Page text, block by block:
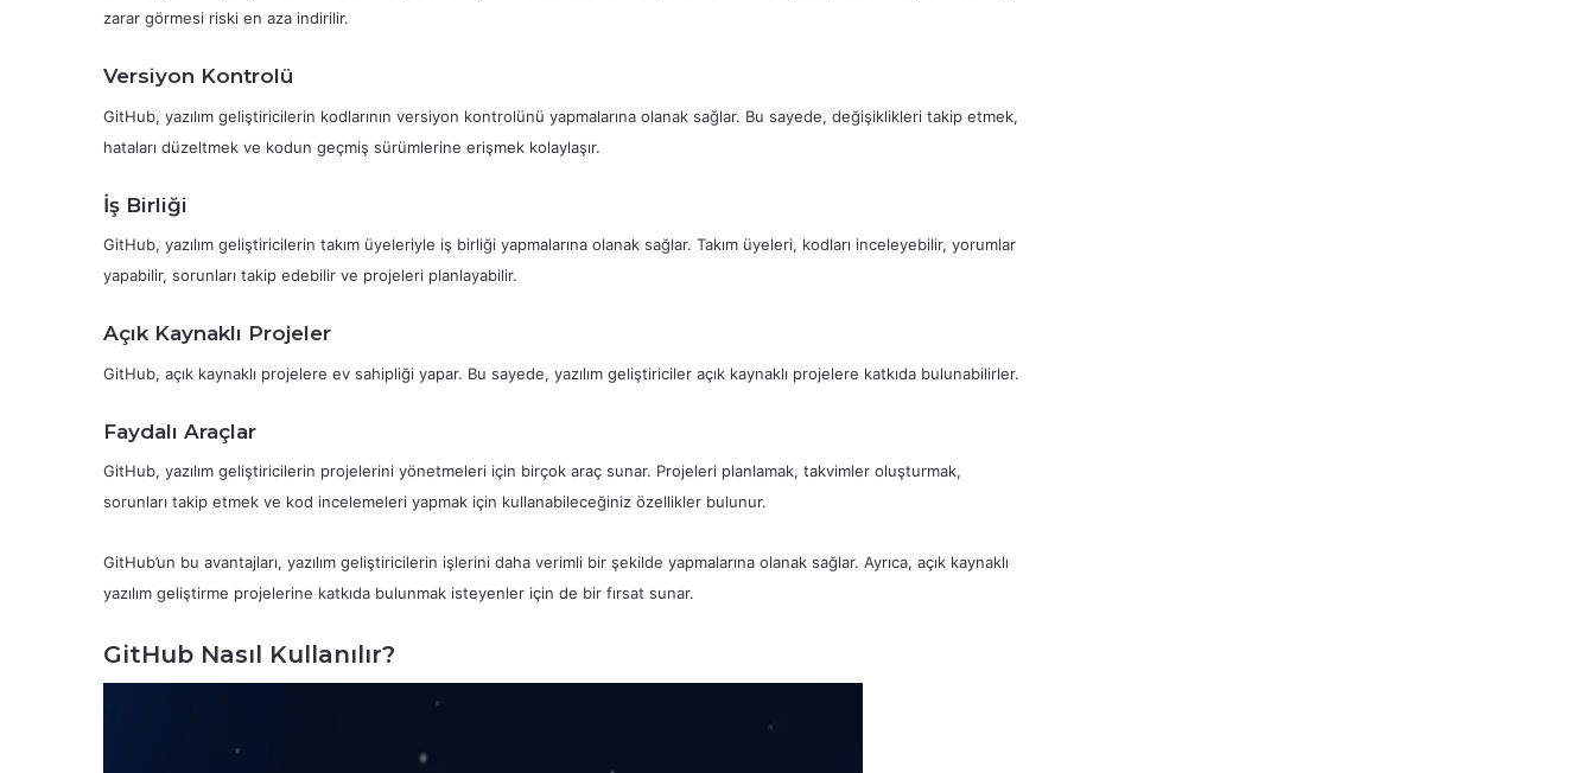
zarar görmesi riski en aza indirilir.
Versiyon Kontrolü
GitHub, yazılım geliştiricilerin kodlarının versiyon kontrolünü yapmalarına olanak sağlar. Bu sayede, değişiklikleri takip etmek,
hataları düzeltmek ve kodun geçmiş sürümlerine erişmek kolaylaşır.
İş Birliği
GitHub, yazılım geliştiricilerin takım üyeleriyle iş birliği yapmalarına olanak sağlar. Takım üyeleri, kodları inceleyebilir, yorumlar
yapabilir, sorunları takip edebilir ve projeleri planlayabilir.
Açık Kaynaklı Projeler
GitHub, açık kaynaklı projelere ev sahipliği yapar. Bu sayede, yazılım geliştiriciler açık kaynaklı projelere katkıda bulunabilirler.
Faydalı Araçlar
GitHub, yazılım geliştiricilerin projelerini yönetmeleri için birçok araç sunar. Projeleri planlamak, takvimler oluşturmak,
sorunları takip etmek ve kod incelemeleri yapmak için kullanabileceğiniz özellikler bulunur.
GitHub’un bu avantajları, yazılım geliştiricilerin işlerini daha verimli bir şekilde yapmalarına olanak sağlar. Ayrıca, açık kaynaklı
yazılım geliştirme projelerine katkıda bulunmak isteyenler için de bir fırsat sunar.
GitHub Nasıl Kullanılır?